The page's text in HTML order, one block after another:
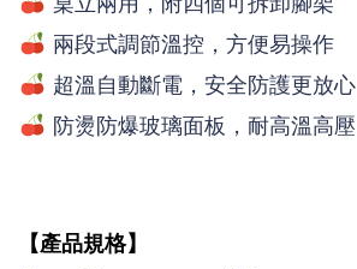
兩段式調節溫控，方便易操作
超溫自動斷電，安全防護更放心
防燙防爆玻璃面板，耐高溫高壓
【產品規格】